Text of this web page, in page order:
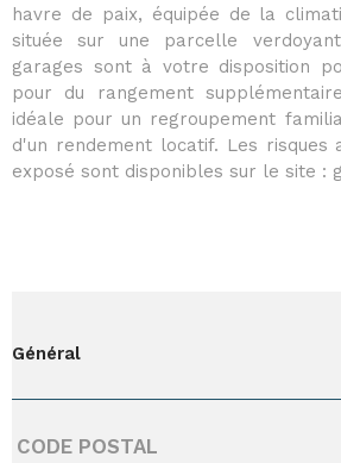
havre de paix, équipée de la
située sur une parcelle
garages sont à votre disposition
pour du rangement
idéale pour un regroupement
d'un rendement locatif. Les risques
exposé sont disponibles sur le site :
Général
Caractérisque Valeurs
CODE POSTAL